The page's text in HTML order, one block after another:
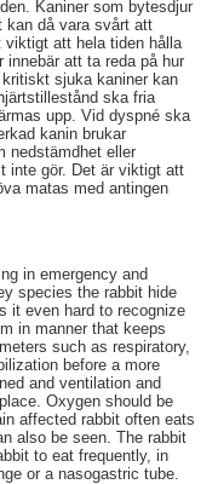
Kaniner som bytesdjur
kan då vara svårt att
viktigt att hela tiden hålla
att ta reda på hur
sjuka kaniner kan
ska fria
upp. Vid dyspné ska
kanin brukar
nedstämdhet eller
inte gör. Det är viktigt att
matas med antingen
in emergency and
species the rabbit hide
it even hard to recognize
in manner that keeps
such as respiratory,
before a more
and ventilation and
Oxygen should be
affected rabbit often eats
also be seen. The rabbit
to eat frequently, in
or a nasogastric tube.